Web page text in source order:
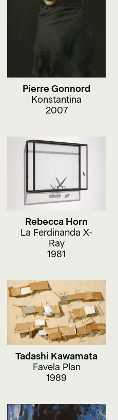
Pierre Gonnord
Konstantina
2007
Rebecca Horn
La Ferdinanda X-
Ray
1981
Tadashi Kawamata
Favela Plan
1989